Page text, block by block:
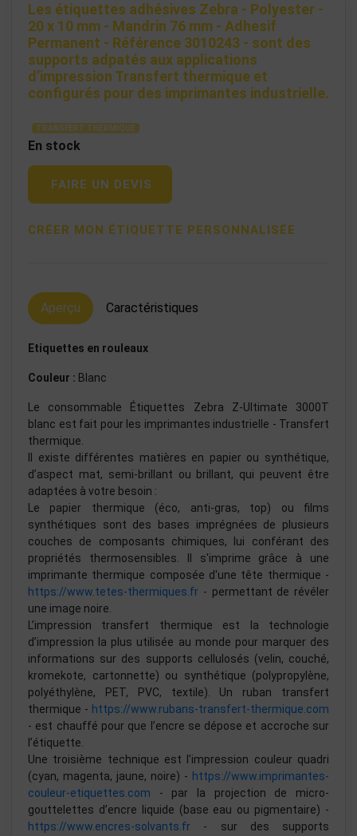
Les étiquettes adhésives Zebra - Polyester -
20 x 10 mm - Mandrin 76 mm - Adhesif
Permanent - Référence 3010243 - sont des
supports adpatés aux applications
d’impression Transfert thermique et
configurés pour des imprimantes industrielle.
TRANSFERT THERMIQUE
En stock
FAIRE UN DEVIS
CRÉER MON ÉTIQUETTE PERSONNALISÉE
Aperçu Caractéristiques
Etiquettes en rouleaux
Couleur : Blanc
Le consommable Étiquettes Zebra Z-Ultimate 3000T
blanc est fait pour les imprimantes industrielle - Transfert
thermique.
Il existe différentes matières en papier ou synthétique,
d’aspect mat, semi-brillant ou brillant, qui peuvent être
adaptées à votre besoin :
Le papier thermique (éco, anti-gras, top) ou films
synthétiques sont des bases imprégnées de plusieurs
couches de composants chimiques, lui conférant des
propriétés thermosensibles. Il s'imprime grâce à une
imprimante thermique composée d'une tête thermique -
https://www.tetes-thermiques.fr - permettant de révéler
une image noire.
L’impression transfert thermique est la technologie
d’impression la plus utilisée au monde pour marquer des
informations sur des supports cellulosés (velin, couché,
kromekote, cartonnette) ou synthétique (polypropylène,
polyéthylène, PET, PVC, textile). Un ruban transfert
thermique - https://www.rubans-transfert-thermique.com
- est chauffé pour que l’encre se dépose et accroche sur
l’étiquette.
Une troisième technique est l’impression couleur quadri
(cyan, magenta, jaune, noire) - https://www.imprimantes-
couleur-etiquettes.com - par la projection de micro-
gouttelettes d’encre liquide (base eau ou pigmentaire) -
https://www.encres-solvants.fr - sur des supports